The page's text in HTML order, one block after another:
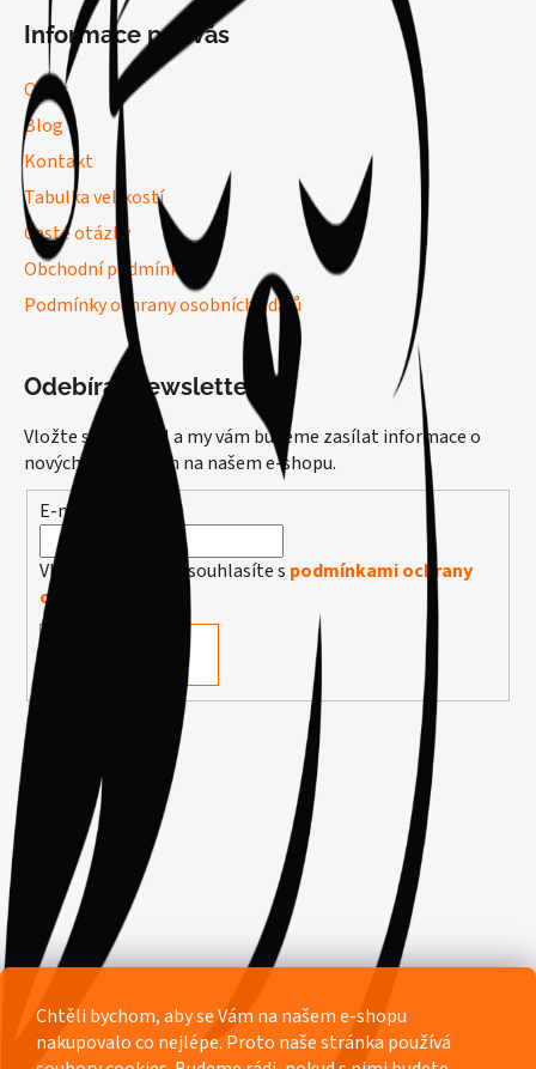
Chtěli bychom, aby se Vám na našem e-shopu
nakupovalo co nejlépe. Proto naše stránka používá
Informace pro vás
O nás
Blog
Kontakt
Tabulka velikostí
Časté otázky
Obchodní podmínky
Podmínky ochrany osobních údajů
Odebírat newsletter
Vložte svůj e-mail a my vám budeme zasílat informace o
nových produktech na našem e-shopu.
E-mail
Vložením e-mailu souhlasíte s podmínkami ochrany
osobních údajů